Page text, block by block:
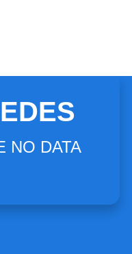
NO DATA